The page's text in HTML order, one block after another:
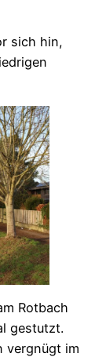
sich hin,
Rotbach
gestutzt.
vergnügt im